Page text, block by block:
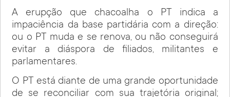
A erupção que chacoalha o PT indica a
impaciência da base partidária com a direção:
ou o PT muda e se renova, ou não conseguirá
evitar a diáspora de filiados, militantes e
parlamentares.
O PT está diante de uma grande oportunidade
de se reconciliar com sua trajetória original;